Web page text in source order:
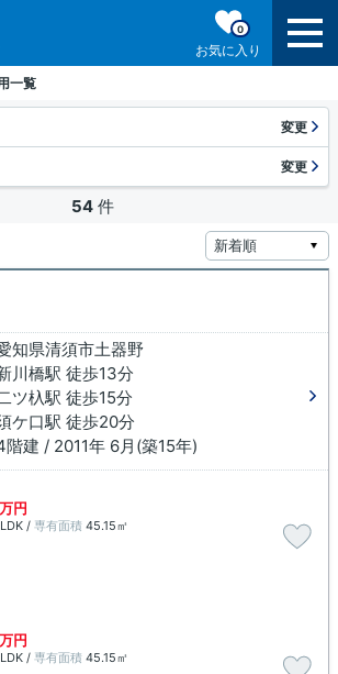
お気に入り
0
一覧
変更
変更
54 件
知県清須市土器野
川橋駅 徒歩13分
ツ杁駅 徒歩15分
ケ口駅 徒歩20分
階建 / 2011年 6月(築15年)
万円
/ 専有面積 45.15㎡
万円
/ 専有面積 45.15㎡